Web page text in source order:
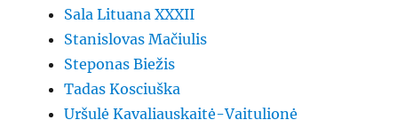
Sala Lituana XXXII
Stanislovas Mačiulis
Steponas Biežis
Tadas Kosciuška
Uršulė Kavaliauskaitė-Vaitulionė